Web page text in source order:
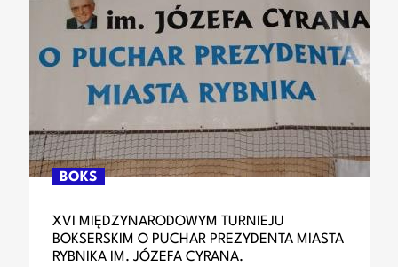
BOKS
XVI MIĘDZYNARODOWYM TURNIEJU
BOKSERSKIM O PUCHAR PREZYDENTA MIASTA
RYBNIKA IM. JÓZEFA CYRANA.